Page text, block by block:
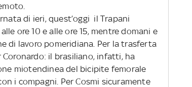
di ieri, quest’oggi il Trapani
ore 10 e alle ore 15, mentre domani e
di lavoro pomeridiana. Per la trasferta
Coronardo: il brasiliano, infatti, ha
miotendinea del bicipite femorale
i compagni. Per Cosmi sicuramente